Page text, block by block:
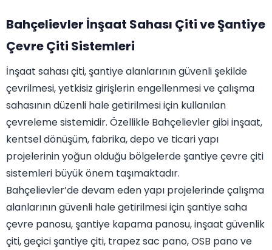
Bahçelievler İnşaat Sahası Çiti ve Şantiye
Çevre Çiti Sistemleri
İnşaat sahası çiti, şantiye alanlarının güvenli şekilde
çevrilmesi, yetkisiz girişlerin engellenmesi ve çalışma
sahasının düzenli hale getirilmesi için kullanılan
çevreleme sistemidir. Özellikle Bahçelievler gibi inşaat,
kentsel dönüşüm, fabrika, depo ve ticari yapı
projelerinin yoğun olduğu bölgelerde şantiye çevre çiti
sistemleri büyük önem taşımaktadır.
Bahçelievler’de devam eden yapı projelerinde çalışma
alanlarının güvenli hale getirilmesi için şantiye saha
çevre panosu, şantiye kapama panosu, inşaat güvenlik
çiti, geçici şantiye çiti, trapez sac pano, OSB pano ve